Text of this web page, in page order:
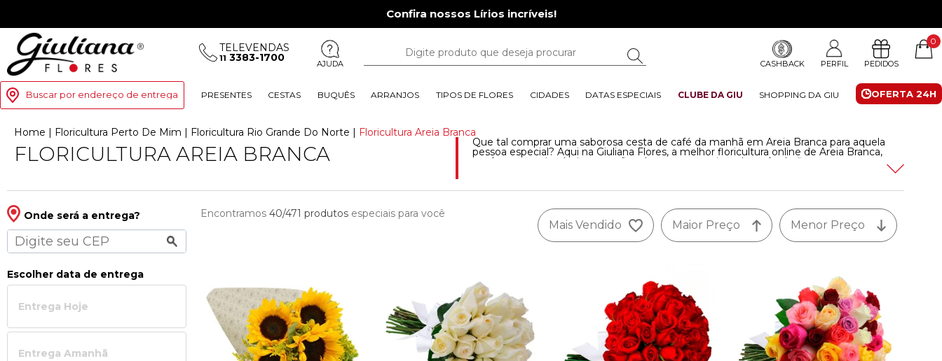
Confira nossos Lírios incríveis!
TELEVENDAS
11 3383-1700 AJUDA CASHBACK PERFIL PEDIDOS
0
Buscar por endereço de entrega OFERTA 24H
PRESENTES CESTAS BUQUÊS ARRANJOS TIPOS DE FLORES CIDADES DATAS ESPECIAIS CLUBE DA GIU SHOPPING DA GIU
Home | Floricultura Perto De Mim | Floricultura Rio Grande Do Norte | Floricultura Areia Branca
FLORICULTURA AREIA BRANCA Que tal comprar uma saborosa cesta de café da manhã em Areia Branca para aquela
pessoa especial? Aqui na Giuliana Flores, a melhor floricultura online de Areia Branca,
você encontra incríveis sugestões de cestas, arranjos e buquês de flores com entrega
Onde será a entrega?
Escolher data de entrega
Entrega Hoje
Entrega Amanh
Menor Preço
Maior Preço
Mais Vendido
Encontramos 40/471 produtos especiais para você